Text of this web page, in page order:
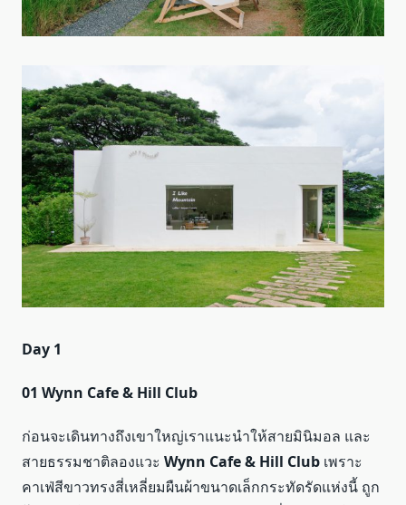
Day 1
01 Wynn Cafe & Hill Club
ก่อนจะเดินทางถึงเขาใหญ่เราแนะนำให้สายมินิมอล และ
สายธรรมชาติลองแวะ Wynn Cafe & Hill Club เพราะ
คาเฟ่สีขาวทรงสี่เหลี่ยมผืนผ้าขนาดเล็กกระทัดรัดแห่งนี้ ถูก